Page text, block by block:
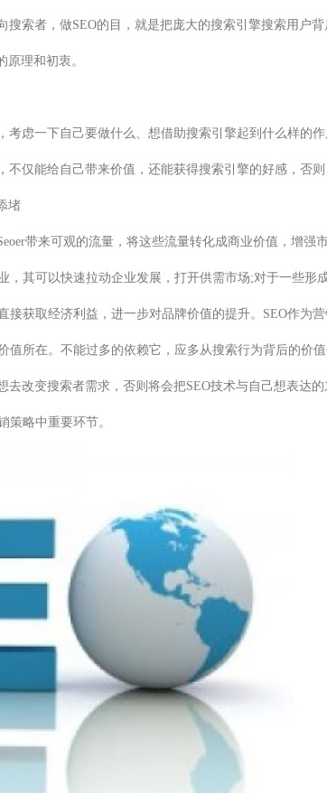
搜索者，做SEO的目，就是把庞大的搜索引擎搜索用户
原理和初衷。
虑一下自己要做什么、想借助搜索引擎起到什么样的
仅能给自己带来价值，还能获得搜索引擎的好感，否则
堵
带来可观的流量，将这些流量转化成商业价值，增
，其可以快速拉动企业发展，打开供需市场;对于一些
获取经济利益，进一步对品牌价值的提升。SEO作为
所在。不能过多的依赖它，应多从搜索行为背后的价值
去改变搜索者需求，否则将会把SEO技术与自己想表达
策略中重要环节。